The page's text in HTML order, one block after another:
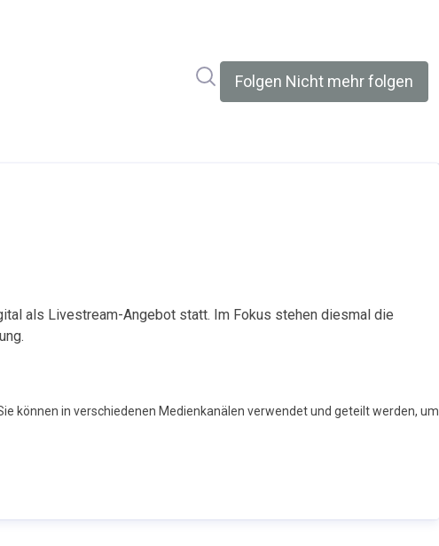
Im Newsroom suchen
Folgen Nicht mehr folgen
als Livestream-Angebot statt. Im Fokus stehen diesmal die
können in verschiedenen Medienkanälen verwendet und geteilt